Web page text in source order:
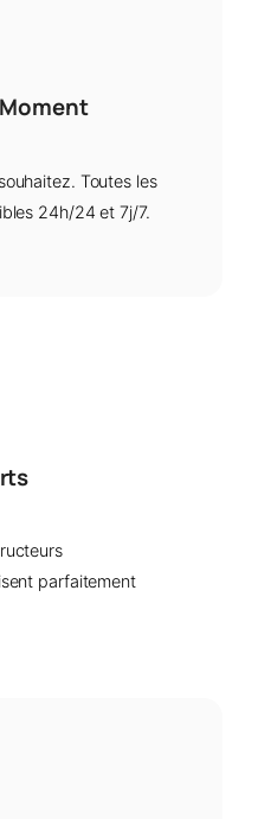
Toutes les
24h/24 et 7j/7.
parfaitement